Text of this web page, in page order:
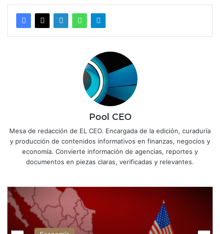
Pool CEO
Mesa de redacción de EL CEO. Encargada de la edición, curaduría
y producción de contenidos informativos en finanzas, negocios y
economía. Convierte información de agencias, reportes y
documentos en piezas claras, verificadas y relevantes.